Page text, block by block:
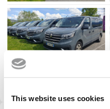
This website uses cookies